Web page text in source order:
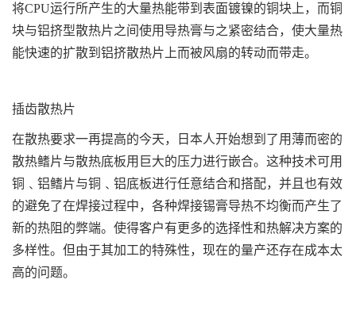
将CPU运行所产生的大量热能带到表面镀镍的铜块上，而铜
块与铝挤型散热片之间使用导热膏与之紧密结合，使大量热
能快速的扩散到铝挤散热片上而被风扇的转动而带走。
插齿散热片
在散热要求一再提高的今天，日本人开始想到了用薄而密的
散热鳍片与散热底板用巨大的压力进行嵌合。这种技术可用
铜﹑铝鳍片与铜﹑铝底板进行任意结合和搭配，并且也有效
的避免了在焊接过程中，各种焊接锡膏导热不均衡而产生了
新的热阻的弊端。使得客户有更多的选择性和热解决方案的
多样性。但由于其加工的特殊性，现在的量产还存在成本太
高的问题。